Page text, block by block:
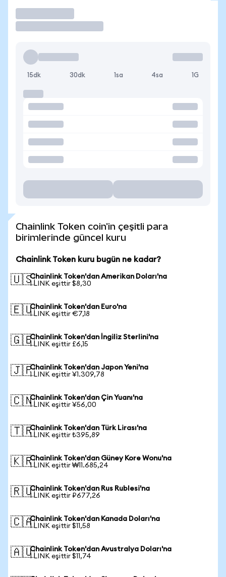
15dk 30dk 1sa 4sa 1G
Chainlink Token coin'in çeşitli para
birimlerinde güncel kuru
Chainlink Token kuru bugün ne kadar?
🇺🇸Chainlink Token'dan Amerikan Doları'na
1 LINK eşittir $8,30
🇪🇺Chainlink Token'dan Euro'na
1 LINK eşittir €7,18
🇬🇧Chainlink Token'dan İngiliz Sterlini'na
1 LINK eşittir £6,15
🇯🇵Chainlink Token'dan Japon Yeni'na
1 LINK eşittir ¥1.309,78
🇨🇳Chainlink Token'dan Çin Yuanı'na
1 LINK eşittir ¥56,00
🇹🇷Chainlink Token'dan Türk Lirası'na
1 LINK eşittir ₺395,89
🇰🇷Chainlink Token'dan Güney Kore Wonu'na
1 LINK eşittir ₩11.685,24
🇷🇺Chainlink Token'dan Rus Rublesi'na
1 LINK eşittir ₽677,26
🇨🇦Chainlink Token'dan Kanada Doları'na
1 LINK eşittir $11,58
🇦🇺Chainlink Token'dan Avustralya Doları'na
1 LINK eşittir $11,74